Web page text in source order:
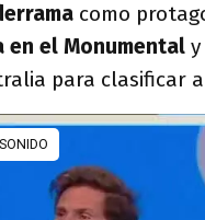
como
en el Monumental
para clasificar